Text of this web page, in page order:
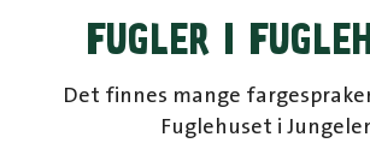
FUGLER I
Det finnes mange
Fuglehuset i